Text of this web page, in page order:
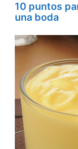
10 puntos
una boda